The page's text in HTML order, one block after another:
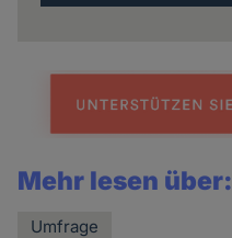
Mehr lesen über:
Umfrage